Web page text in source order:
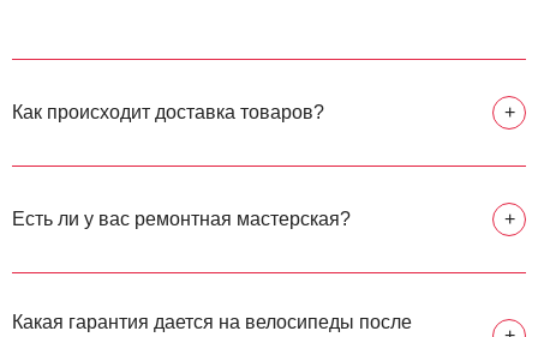
Как происходит доставка товаров? +
Есть ли у вас ремонтная мастерская? +
Какая гарантия дается на велосипеды после